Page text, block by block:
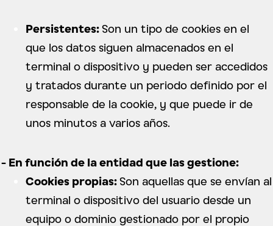
Persistentes:Son un tipo de cookies en el
que los datos siguen almacenados en el
terminal o dispositivo y pueden ser accedidos
y tratados durante un periodo definido por el
responsable de la cookie, y que puede ir de
unos minutos a varios años.
- En función de la entidad que las gestione:
Cookies propias:Son aquellas que se envían al
terminal o dispositivo del usuario desde un
equipo o dominio gestionado por el propio